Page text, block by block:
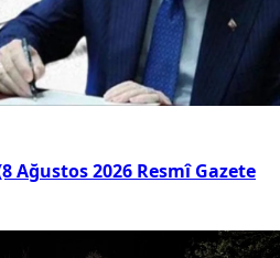
Ağustos 2026 Resmî Gazete